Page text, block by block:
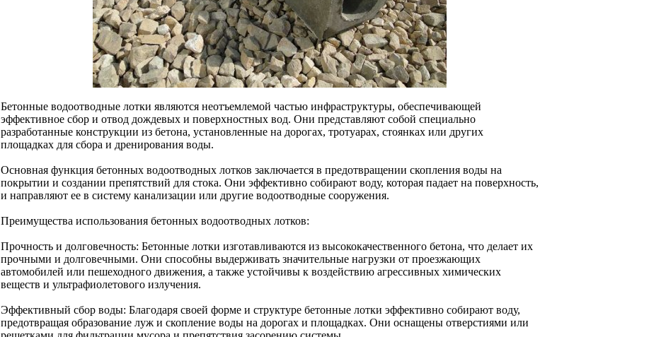
Бетонные водоотводные лотки являются неотъемлемой частью инфраструктуры, обеспечивающей
эффективное сбор и отвод дождевых и поверхностных вод. Они представляют собой специально
разработанные конструкции из бетона, установленные на дорогах, тротуарах, стоянках или других
площадках для сбора и дренирования воды.
Основная функция бетонных водоотводных лотков заключается в предотвращении скопления воды на
покрытии и создании препятствий для стока. Они эффективно собирают воду, которая падает на поверхность,
и направляют ее в систему канализации или другие водоотводные сооружения.
Преимущества использования бетонных водоотводных лотков:
Прочность и долговечность: Бетонные лотки изготавливаются из высококачественного бетона, что делает их
прочными и долговечными. Они способны выдерживать значительные нагрузки от проезжающих
автомобилей или пешеходного движения, а также устойчивы к воздействию агрессивных химических
веществ и ультрафиолетового излучения.
Эффективный сбор воды: Благодаря своей форме и структуре бетонные лотки эффективно собирают воду,
предотвращая образование луж и скопление воды на дорогах и площадках. Они оснащены отверстиями или